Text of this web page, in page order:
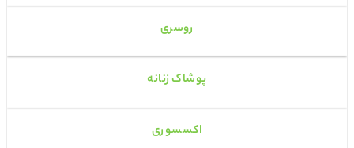
روسری
پوشاک زنانه
اکسسوری